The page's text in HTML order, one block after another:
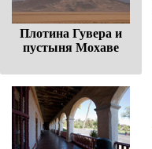
Плотина Гувера и
пустыня Мохаве